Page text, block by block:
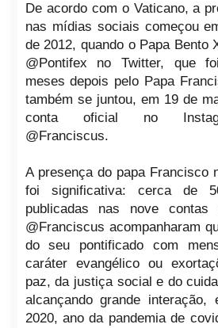
De acordo com o Vaticano, a
nas mídias sociais começou
de 2012, quando o Papa Bento
@Pontifex no Twitter, que
meses depois pelo Papa
também se juntou, em 19 de
conta oficial no
@Franciscus.
A presença do papa Francisco
foi significativa: cerca de
publicadas nas nove contas
@Franciscus acompanharam
do seu pontificado com
caráter evangélico ou
paz, da justiça social e do
alcançando grande interação,
2020, ano da pandemia de